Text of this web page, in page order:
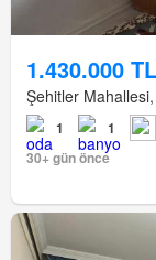
1.430.000 TL
Şehitler
1 1
30+ gün önce